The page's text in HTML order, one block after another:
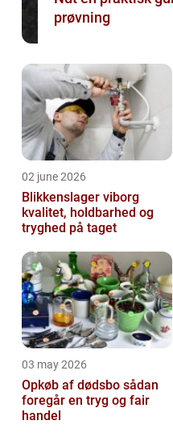
prøvning
02 june 2026
Blikkenslager viborg
kvalitet, holdbarhed og
tryghed på taget
03 may 2026
Opkøb af dødsbo sådan
foregår en tryg og fair
handel